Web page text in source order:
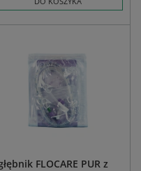
FLOCARE PUR z